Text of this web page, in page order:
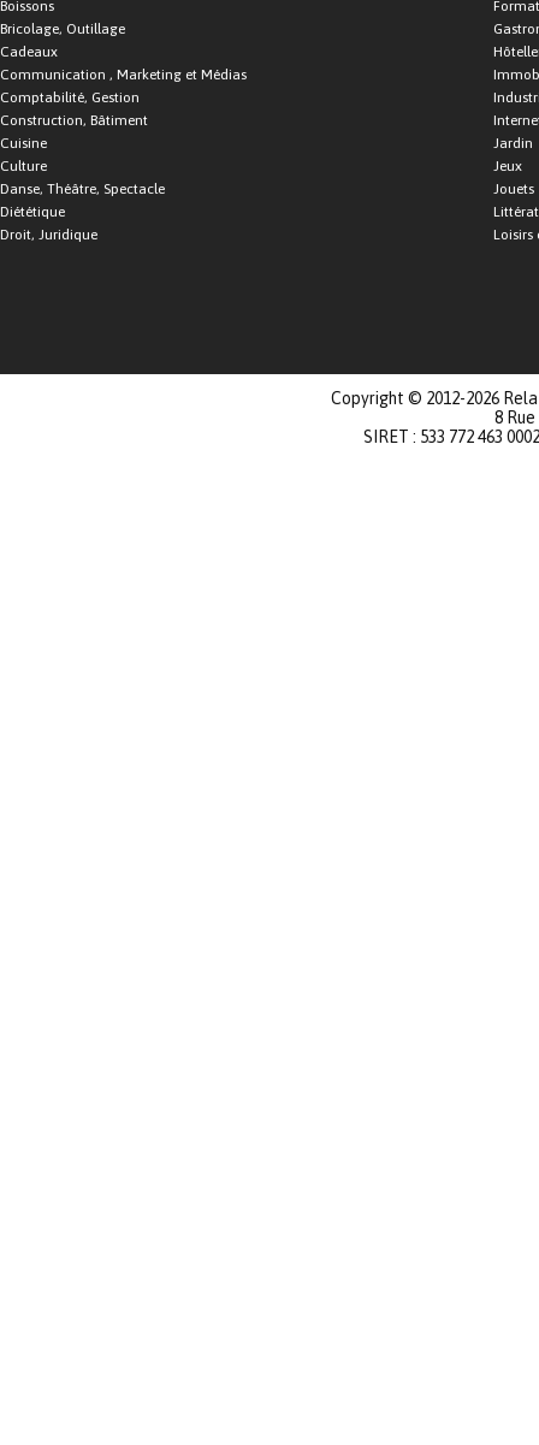
Boissons
Bricolage, Outillage
Cadeaux
Communication , Marketing et Médias
Comptabilité, Gestion
Construction, Bâtiment
Cuisine
Culture
Danse, Théâtre, Spectacle
Diététique
Droit, Juridique
Jardin
Jeux
Jouets
Loisirs
Copyright © 2012-2026
8
SIRET : 533 772 463